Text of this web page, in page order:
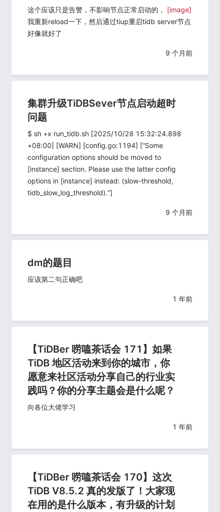
这个应该只是告警，不影响节点正常启动的， [image]
我重新reload一下，然后通过tiup重启tidb server节点
好像就好了
9 个月前
集群升级TiDBSever节点启动超时
问题
$ sh +x run_tidb.sh [2025/10/28 15:32:24.898
+08:00] [WARN] [config.go:1194] [“Some
configuration options should be moved to
[instance] section. Please use the latter config
options in [instance] instead: (slow-threshold,
tidb_slow_log_threshold).”]
9 个月前
dm的题目
应该第二句正确吧
1 年前
【TiDBer 唠嗑茶话会 171】如果
TiDB 地区活动来到你的城市，你
愿意来社区活动分享自己的行业实
践吗？你的分享主题会是什么呢？
向各位大佬学习
1 年前
【TiDBer 唠嗑茶话会 170】这次
TiDB V8.5.2 真的发版了！大家现
在用的是什么版本，有升级的计划